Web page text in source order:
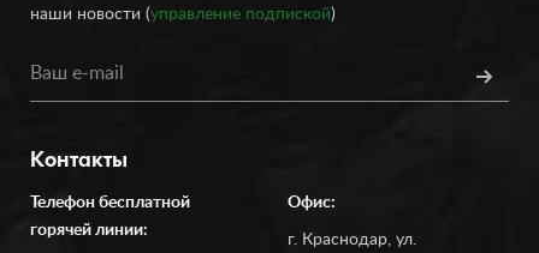
наши новости (управление подпиской)
Контакты
Телефон бесплатной
горячей линии:
Офис:
г. Краснодар, ул.